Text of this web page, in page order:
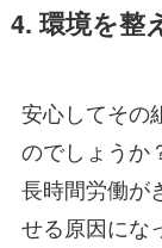
4. 環境を整
安心してその
のでしょうか
長時間労働が
せる原因にな